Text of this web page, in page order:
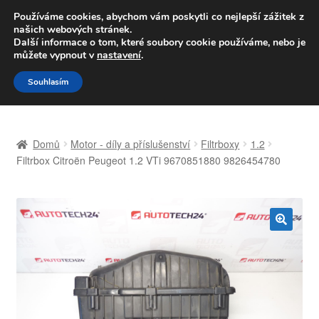
DOPRAVA od 139,-Kč
Volejte po-pá 9-16 704 494 494
Přeskočit
na
navigaci
Přejít
k
obsahu
Celosvětová doprava
Košík
Domů Motor - díly a příslušenství Filtrboxy
1.2
Filtrbox Citroën Peugeot 1.2 VTi 9670851880 9826454780
Používáme cookies, abychom vám poskytli co nejlepší zážitek z
našich webových stránek.
Další informace o tom, které soubory cookie používáme, nebo je
můžete vypnout v nastavení.
Souhlasím